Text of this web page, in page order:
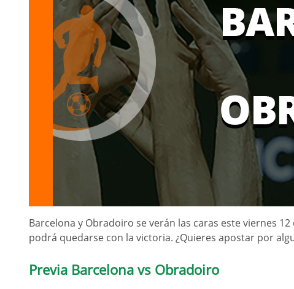
Barcelona y Obradoiro se verán las caras este viernes
podrá quedarse con la victoria. ¿Quieres apostar por
Previa Barcelona vs Obradoiro